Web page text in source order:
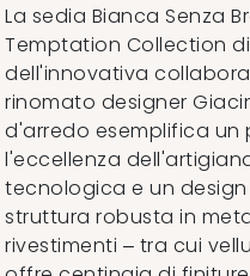
La sedia Bianca Senza
Temptation Collection
dell'innovativa
rinomato designer
d'arredo esemplifica un
l'eccellenza
tecnologica e un
struttura robusta in
rivestimenti – tra cui